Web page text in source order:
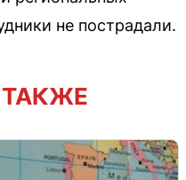
не пострадали.
ТАКЖЕ